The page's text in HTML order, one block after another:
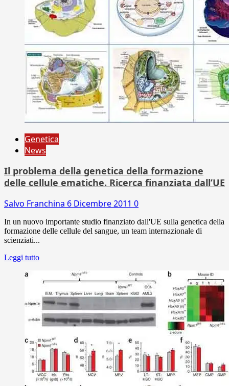
Genetica
News
Il problema della genetica della formazione
delle cellule ematiche. Ricerca finanziata dall’UE
Salvo Franchina 6 Dicembre 2011 0
In un nuovo importante studio finanziato dall'UE sulla genetica della
formazione delle cellule del sangue, un team internazionale di
scienziati...
Leggi tutto